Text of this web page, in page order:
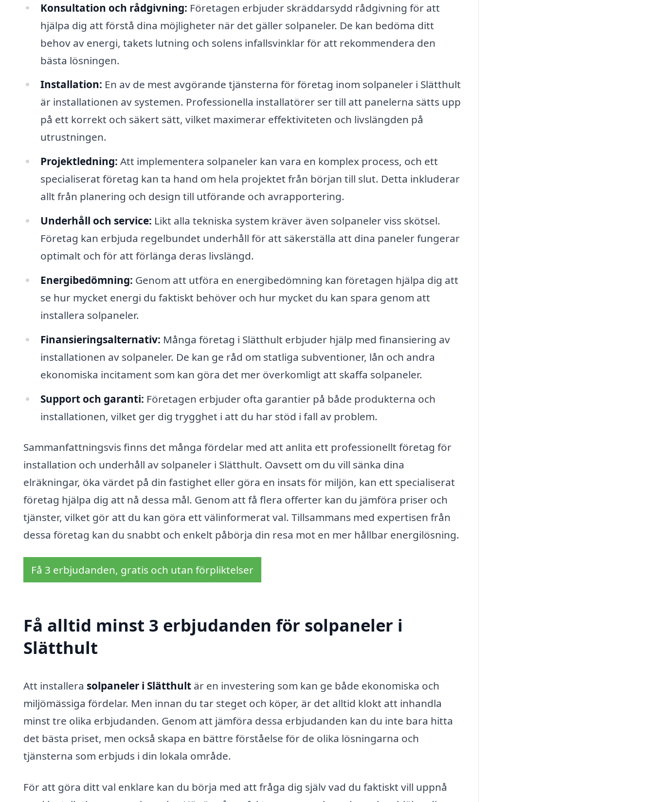
Konsultation och rådgivning: Företagen erbjuder skräddarsydd rådgivning för att
hjälpa dig att förstå dina möjligheter när det gäller solpaneler. De kan bedöma ditt
behov av energi, takets lutning och solens infallsvinklar för att rekommendera den
bästa lösningen.
Installation: En av de mest avgörande tjänsterna för företag inom solpaneler i Slätthult
är installationen av systemen. Professionella installatörer ser till att panelerna sätts upp
på ett korrekt och säkert sätt, vilket maximerar effektiviteten och livslängden på
utrustningen.
Projektledning: Att implementera solpaneler kan vara en komplex process, och ett
specialiserat företag kan ta hand om hela projektet från början till slut. Detta inkluderar
allt från planering och design till utförande och avrapportering.
Underhåll och service: Likt alla tekniska system kräver även solpaneler viss skötsel.
Företag kan erbjuda regelbundet underhåll för att säkerställa att dina paneler fungerar
optimalt och för att förlänga deras livslängd.
Energibedömning: Genom att utföra en energibedömning kan företagen hjälpa dig att
se hur mycket energi du faktiskt behöver och hur mycket du kan spara genom att
installera solpaneler.
Finansieringsalternativ: Många företag i Slätthult erbjuder hjälp med finansiering av
installationen av solpaneler. De kan ge råd om statliga subventioner, lån och andra
ekonomiska incitament som kan göra det mer överkomligt att skaffa solpaneler.
Support och garanti: Företagen erbjuder ofta garantier på både produkterna och
installationen, vilket ger dig trygghet i att du har stöd i fall av problem.
Sammanfattningsvis finns det många fördelar med att anlita ett professionellt företag för
installation och underhåll av solpaneler i Slätthult. Oavsett om du vill sänka dina
elräkningar, öka värdet på din fastighet eller göra en insats för miljön, kan ett specialiserat
företag hjälpa dig att nå dessa mål. Genom att få flera offerter kan du jämföra priser och
tjänster, vilket gör att du kan göra ett välinformerat val. Tillsammans med expertisen från
dessa företag kan du snabbt och enkelt påbörja din resa mot en mer hållbar energilösning.
Få 3 erbjudanden, gratis och utan förpliktelser
Få alltid minst 3 erbjudanden för solpaneler i
Slätthult
Att installera solpaneler i Slätthult är en investering som kan ge både ekonomiska och
miljömässiga fördelar. Men innan du tar steget och köper, är det alltid klokt att inhandla
minst tre olika erbjudanden. Genom att jämföra dessa erbjudanden kan du inte bara hitta
det bästa priset, men också skapa en bättre förståelse för de olika lösningarna och
tjänsterna som erbjuds i din lokala område.
För att göra ditt val enklare kan du börja med att fråga dig själv vad du faktiskt vill uppnå